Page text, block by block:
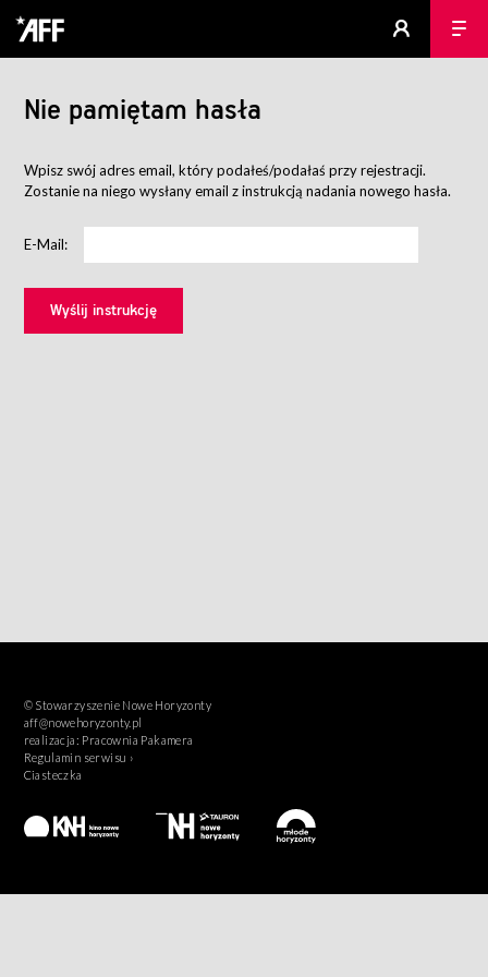
Nie pamiętam hasła
Wpisz swój adres email, który podałeś/podałaś przy rejestracji.
Zostanie na niego wysłany email z instrukcją nadania nowego hasła.
E-Mail:
© Stowarzyszenie Nowe Horyzonty
aff@nowehoryzonty.pl
realizacja: Pracownia Pakamera
Regulamin serwisu ›
Ciasteczka